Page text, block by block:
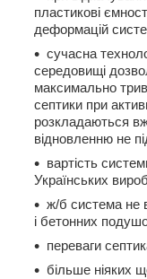
пластикові
деформацій
сучасна
середовищі
максимально
септики при
розкладаються
відновленню не
вартість
Українських
ж/б система не
і бетонних
переваги
більше ніяких